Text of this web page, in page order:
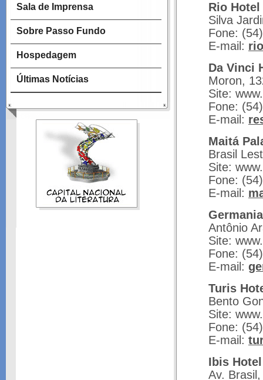
Sala de Imprensa
Sobre Passo Fundo
Hospedagem
Últimas Notícias
Rio Hotel
Silva
Fone:
E-mail:
Da Vinci
Moron,
Site:
Fone:
E-mail:
Maitá
Brasil
Site:
Fone:
E-mail:
Antônio
Site:
Fone:
E-mail:
Turis
Bento
Site:
Fone:
E-mail:
Ibis Hotel
Av.